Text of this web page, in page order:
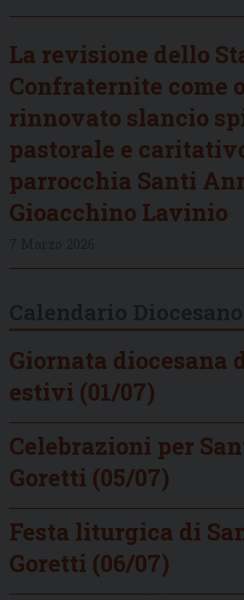
La revisione dello
Confraternite come
rinnovato slancio
pastorale e
parrocchia Santi
Gioacchino Lavinio
Giornata diocesana
estivi (01/07)
Celebrazioni per
Goretti (05/07)
Festa liturgica di
Goretti (06/07)